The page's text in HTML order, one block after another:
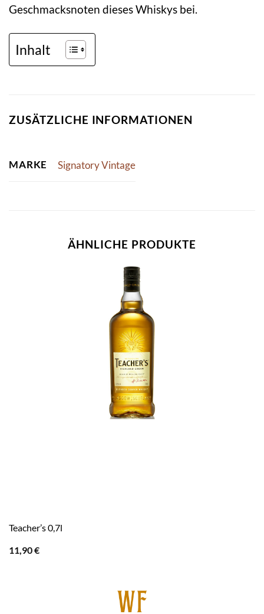
Geschmacksnoten dieses Whiskys bei.
Inhalt
ZUSÄTZLICHE INFORMATIONEN
MARKE Signatory Vintage
ÄHNLICHE PRODUKTE
Teacher’s 0,7l
11,90€